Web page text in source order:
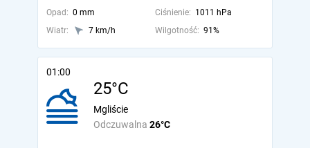
Opad: 0 mm Ciśnienie: 1011 hPa
Wiatr:
7 km/h Wilgotność: 91%
01:00
25°C
Odczuwalna 26°C
Mgliście